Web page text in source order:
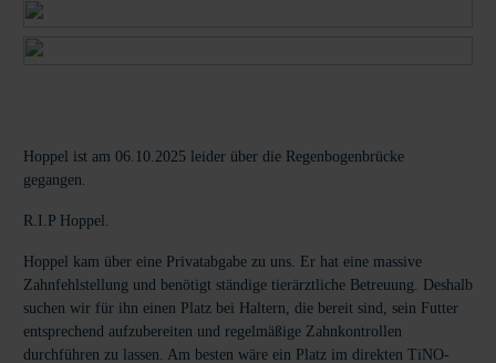
Hoppel ist am 06.10.2025 leider über die Regenbogenbrücke
gegangen.
R.I.P Hoppel.
Hoppel kam über eine Privatabgabe zu uns. Er hat eine massive
Zahnfehlstellung und benötigt ständige tierärztliche Betreuung. Deshalb
suchen wir für ihn einen Platz bei Haltern, die bereit sind, sein Futter
entsprechend aufzubereiten und regelmäßige Zahnkontrollen
durchführen zu lassen. Am besten wäre ein Platz im direkten TiNO-